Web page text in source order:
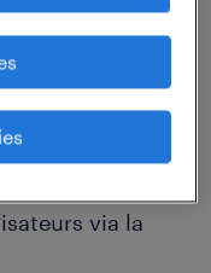
de
via la